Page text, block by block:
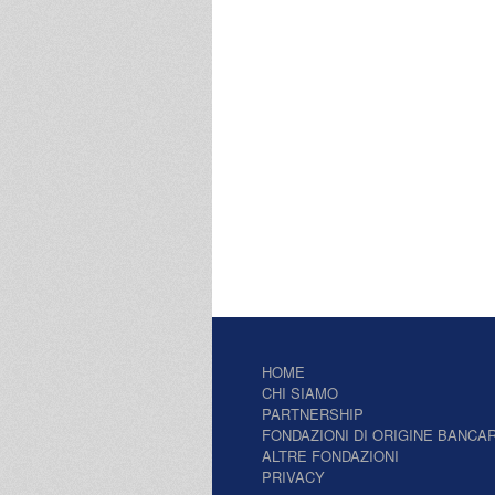
HOME
CHI SIAMO
PARTNERSHIP
FONDAZIONI DI ORIGINE
ALTRE FONDAZIONI
PRIVACY